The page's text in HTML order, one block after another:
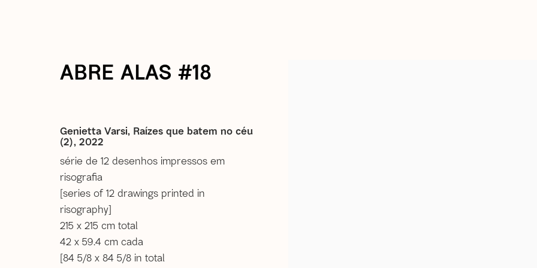
passadas
Abre Alas 18
8 Fevereiro - 15 Abril 2023
rio de janeiro, são paulo
ABRE ALAS #18
Genietta Varsi, Raízes que batem no céu
(2), 2022
série de 12 desenhos impressos em
risografia
[series of 12 drawings printed in
risography]
215 x 215 cm total
42 x 59.4 cm cada
[84 5/8 x 84 5/8 in total